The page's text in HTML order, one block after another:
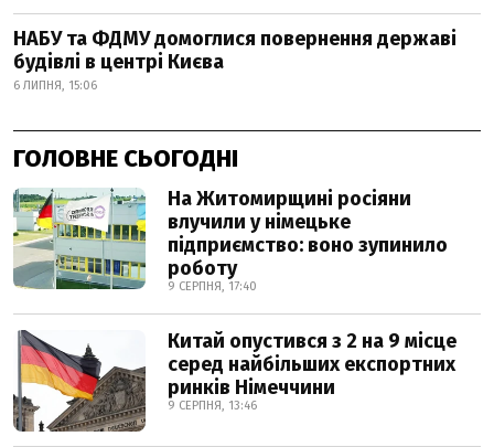
НАБУ та ФДМУ домоглися повернення державі
будівлі в центрі Києва
6 ЛИПНЯ, 15:06
ГОЛОВНЕ СЬОГОДНІ
На Житомирщині росіяни
влучили у німецьке
підприємство: воно зупинило
роботу
9 СЕРПНЯ, 17:40
Китай опустився з 2 на 9 місце
серед найбільших експортних
ринків Німеччини
9 СЕРПНЯ, 13:46